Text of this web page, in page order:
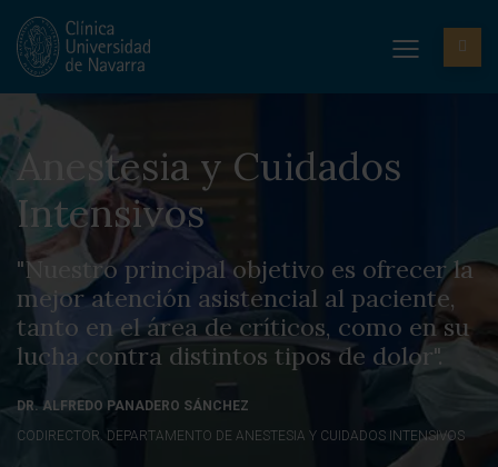
Anestesia y Cuidados
Intensivos
"Nuestro principal objetivo es ofrecer la
mejor atención asistencial al paciente,
tanto en el área de críticos, como en su
lucha contra distintos tipos de dolor".
DR. ALFREDO PANADERO SÁNCHEZ
CODIRECTOR. DEPARTAMENTO DE ANESTESIA Y CUIDADOS INTENSIVOS